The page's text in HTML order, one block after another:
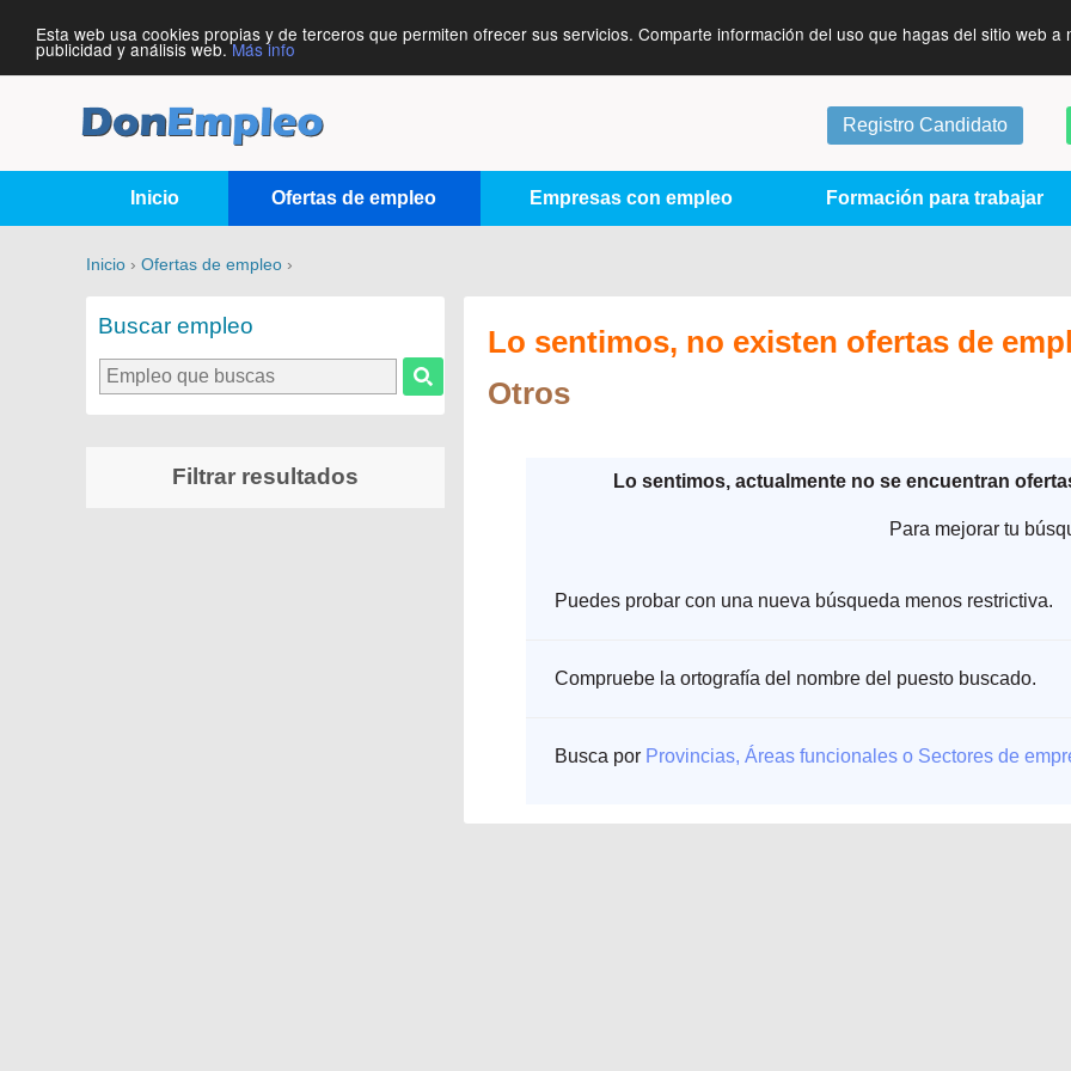
Esta web usa cookies propias y de terceros que permiten ofrecer sus servicios. Comparte información del uso que hagas del sitio web
publicidad y análisis web.Más info
Registro Candidato
Inicio Ofertas de empleo Empresas con empleo Formación para trabajar
Inicio › Ofertas de empleo ›
Buscar empleo
Filtrar resultados
Lo sentimos, no existen ofertas de
Otros
Lo sentimos, actualmente no se encuentran
Para mejorar tu
Puedes probar con una nueva búsqueda menos restrictiva.
Compruebe la ortografía del nombre del puesto buscado.
Busca por Provincias, Áreas funcionales o Sectores de